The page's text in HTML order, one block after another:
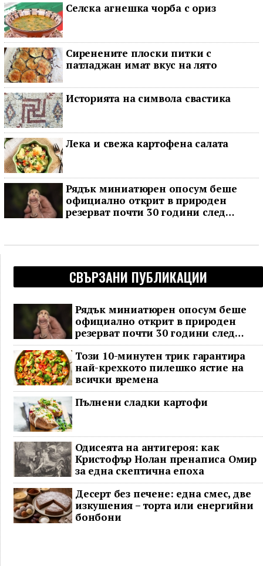
Селска агнешка чорба с ориз
Сиренените плоски питки с
патладжан имат вкус на лято
Историята на символа свастика
Лека и свежа картофена салата
Рядък миниатюрен опосум беше
официално открит в природен
резерват почти 30 години след
СВЪРЗАНИ ПУБЛИКАЦИИ
Рядък миниатюрен опосум беше
официално открит в природен
резерват почти 30 години след
последното му наблюдение
Този 10-минутен трик гарантира
най-крехкото пилешко ястие на
всички времена
Пълнени сладки картофи
Одисеята на антигероя: как
Кристофър Нолан пренаписа Омир
за една скептична епоха
Десерт без печене: една смес, две
изкушения – торта или енергийни
бонбони